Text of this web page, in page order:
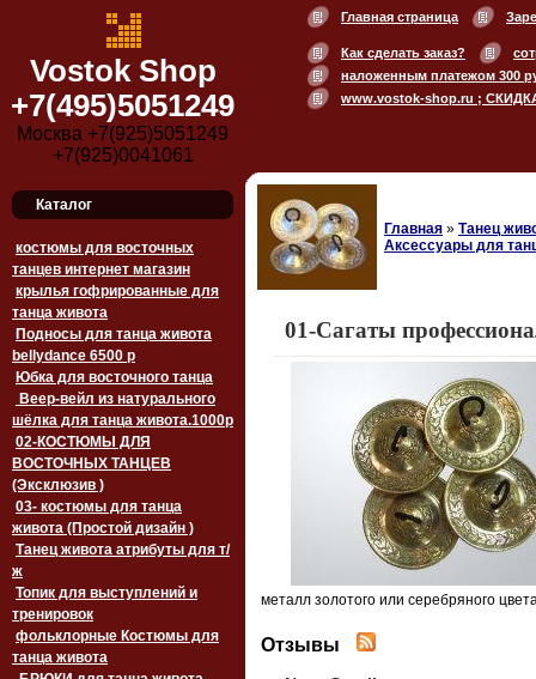
Vostok Shop
+7(495)5051249
Москва +7(925)5051249
+7(925)0041061
Главная страница
Как сделать заказ?
наложенным платежом 300
www.vostok-shop.ru ;
Каталог
костюмы для восточных
танцев интернет магазин
крылья гофрированные для
танца живота
Подносы для танца живота
bellydance 6500 p
Юбка для восточного танца
Веер-вейл из натурального
шёлка для танца живота.1000p
02-КОСТЮМЫ ДЛЯ
ВОСТОЧНЫХ ТАНЦЕВ
(Эксклюзив )
03- костюмы для танца
живота (Простой дизайн )
Танец живота атрибуты для т/
ж
Топик для выступлений и
тренировок
фольклорные Костюмы для
танца живота
Главная » Танец
Аксессуары для
01-Сагаты
металл золотого или серебряного
Отзывы